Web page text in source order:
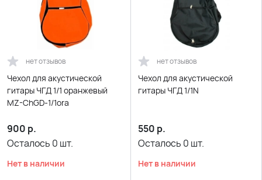
нет отзывов
Чехол для акустической
гитары ЧГД 1/1 оранжевый
MZ-ChGD-1/1ora
900 р.
Осталось 0 шт.
Нет в наличии
нет отзывов
Чехол для акустической
гитары ЧГД 1/1N
550 р.
Осталось 0 шт.
Нет в наличии